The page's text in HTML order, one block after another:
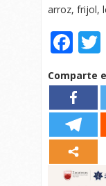
arroz, frijol,
Comparte